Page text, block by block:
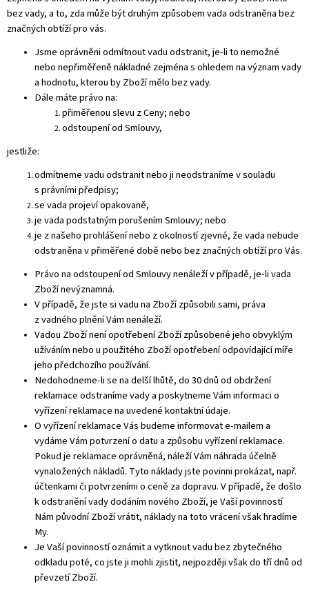
bez vady, a to, zda může být druhým způsobem vada odstraněna bez
značných obtíží pro vás.
Jsme oprávněni odmítnout vadu odstranit, je-li to nemožné
nebo nepřiměřeně nákladné zejména s ohledem na význam vady
a hodnotu, kterou by Zboží mělo bez vady.
Dále máte právo na:
přiměřenou slevu z Ceny; nebo
odstoupení od Smlouvy,
jestliže:
odmítneme vadu odstranit nebo ji neodstraníme v souladu
s právními předpisy;
se vada projeví opakovaně,
je vada podstatným porušením Smlouvy; nebo
je z našeho prohlášení nebo z okolností zjevné, že vada nebude
odstraněna v přiměřené době nebo bez značných obtíží pro Vás.
Právo na odstoupení od Smlouvy nenáleží v případě, je-li vada
Zboží nevýznamná.
V případě, že jste si vadu na Zboží způsobili sami, práva
z vadného plnění Vám nenáleží.
Vadou Zboží není opotřebení Zboží způsobené jeho obvyklým
užíváním nebo u použitého Zboží opotřebení odpovídající míře
jeho předchozího používání.
Nedohodneme-li se na delší lhůtě, do 30 dnů od obdržení
reklamace odstraníme vady a poskytneme Vám informaci o
vyřízení reklamace na uvedené kontaktní údaje.
O vyřízení reklamace Vás budeme informovat e-mailem a
vydáme Vám potvrzení o datu a způsobu vyřízení reklamace.
Pokud je reklamace oprávněná, náleží Vám náhrada účelně
vynaložených nákladů. Tyto náklady jste povinni prokázat, např.
účtenkami či potvrzeními o ceně za dopravu. V případě, že došlo
k odstranění vady dodáním nového Zboží, je Vaší povinností
Nám původní Zboží vrátit, náklady na toto vrácení však hradíme
My.
Je Vaší povinností oznámit a vytknout vadu bez zbytečného
odkladu poté, co jste ji mohli zjistit, nejpozději však do tří dnů od
převzetí Zboží.